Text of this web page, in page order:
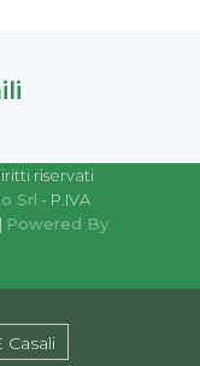
riservati
Srl - P.IVA
| Powered By
Casali